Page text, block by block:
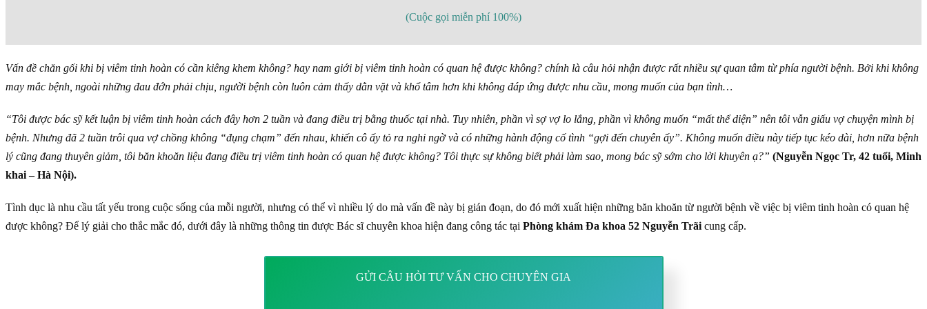
(Cuộc gọi miễn phí 100%)
Vấn đề chăn gối khi bị viêm tinh hoàn có cần kiêng khem không? hay nam giới bị viêm tinh hoàn có quan hệ được không? chính là câu hỏi nhận được rất nhiều sự quan tâm từ phía người bệnh. Bởi khi không
may mắc bệnh, ngoài những đau đớn phải chịu, người bệnh còn luôn cảm thấy dằn vặt và khổ tâm hơn khi không đáp ứng được nhu cầu, mong muốn của bạn tình…
“Tôi được bác sỹ kết luận bị viêm tinh hoàn cách đây hơn 2 tuần và đang điều trị bằng thuốc tại nhà. Tuy nhiên, phần vì sợ vợ lo lắng, phần vì không muốn “mất thể diện” nên tôi vẫn giấu vợ chuyện mình bị
bệnh. Nhưng đã 2 tuần trôi qua vợ chồng không “đụng chạm” đến nhau, khiến cô ấy tỏ ra nghi ngờ và có những hành động cố tình “gợi đến chuyên ấy”. Không muốn điều này tiếp tục kéo dài, hơn nữa bệnh
lý cũng đang thuyên giảm, tôi băn khoăn liệu đang điều trị viêm tinh hoàn có quan hệ được không? Tôi thực sự không biết phải làm sao, mong bác sỹ sớm cho lời khuyên ạ?” (Nguyễn Ngọc Tr, 42 tuổi, Minh
khai – Hà Nội).
Tình dục là nhu cầu tất yếu trong cuộc sống của mỗi người, nhưng có thể vì nhiều lý do mà vấn đề này bị gián đoạn, do đó mới xuất hiện những băn khoăn từ người bệnh về việc bị viêm tinh hoàn có quan hệ
được không? Để lý giải cho thắc mắc đó, dưới đây là những thông tin được Bác sĩ chuyên khoa hiện đang công tác tại Phòng khám Đa khoa 52 Nguyễn Trãi cung cấp.
GỬI CÂU HỎI TƯ VẤN CHO CHUYÊN GIA